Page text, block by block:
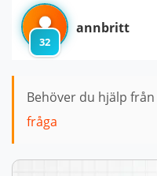
32
annbritt
Behöver du hjälp
fråga